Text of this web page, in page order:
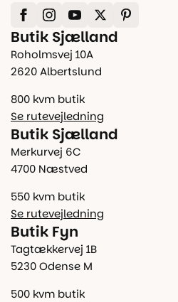
Butik Sjælland
Roholmsvej 10A
2620 Albertslund
800 kvm butik
Se rutevejledning
Butik Sjælland
Merkurvej 6C
4700 Næstved
550 kvm butik
Se rutevejledning
Butik Fyn
Tagtækkervej 1B
5230 Odense M
500 kvm butik